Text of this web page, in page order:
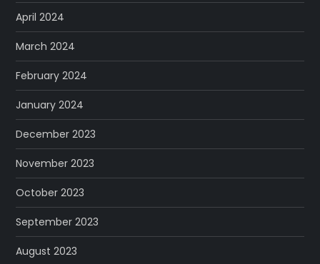
April 2024
March 2024
February 2024
January 2024
December 2023
November 2023
October 2023
September 2023
August 2023